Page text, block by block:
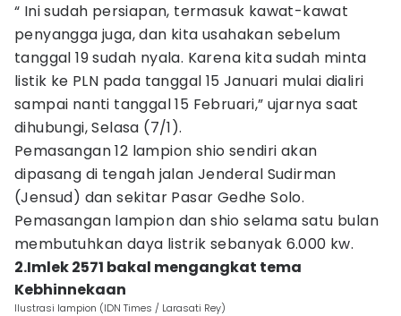
“ Ini sudah persiapan, termasuk kawat-kawat
penyangga juga, dan kita usahakan sebelum
tanggal 19 sudah nyala. Karena kita sudah minta
listik ke PLN pada tanggal 15 Januari mulai dialiri
sampai nanti tanggal 15 Februari,” ujarnya saat
dihubungi, Selasa (7/1).
Pemasangan 12 lampion shio sendiri akan
dipasang di tengah jalan Jenderal Sudirman
(Jensud) dan sekitar Pasar Gedhe Solo.
Pemasangan lampion dan shio selama satu bulan
membutuhkan daya listrik sebanyak 6.000 kw.
2.Imlek 2571 bakal mengangkat tema
Kebhinnekaan
Ilustrasi lampion (IDN Times / Larasati Rey)